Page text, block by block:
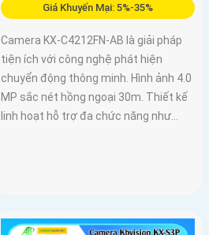
Giá Khuyến Mại: 5%-35%
Camera KX-C4212FN-AB là giải pháp
tiện ích với công nghệ phát hiện
chuyển động thông minh. Hình ảnh 4.0
MP sắc nét hồng ngoại 30m. Thiết kế
linh hoạt hỗ trợ đa chức năng như...